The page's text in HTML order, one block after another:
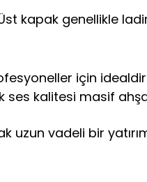
kapak genellikle
için
ses kalitesi masif
vadeli bir